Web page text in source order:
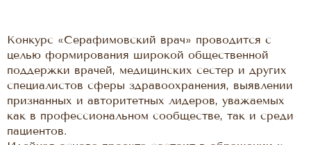
Конкурс «Серафимовский врач» проводится с
целью формирования широкой общественной
поддержки врачей, медицинских сестер и других
специалистов сферы здравоохранения, выявлении
признанных и авторитетных лидеров, уважаемых
как в профессиональном сообществе, так и среди
пациентов.